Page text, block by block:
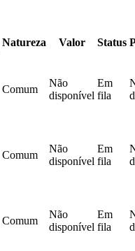
Natureza Valor Status
Comum
Não
disponível
Em
fila
Comum
Não
disponível
Em
fila
Comum
Não
disponível
Em
fila